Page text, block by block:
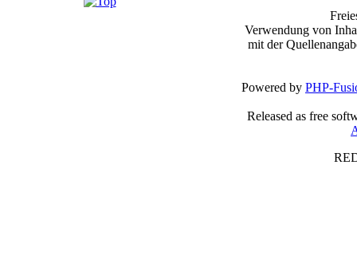
Verwendung von
mit der
Powered by PHP-
Released as free